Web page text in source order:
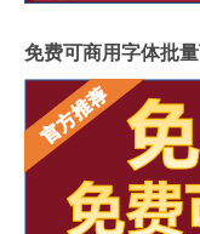
免费可商用字体批